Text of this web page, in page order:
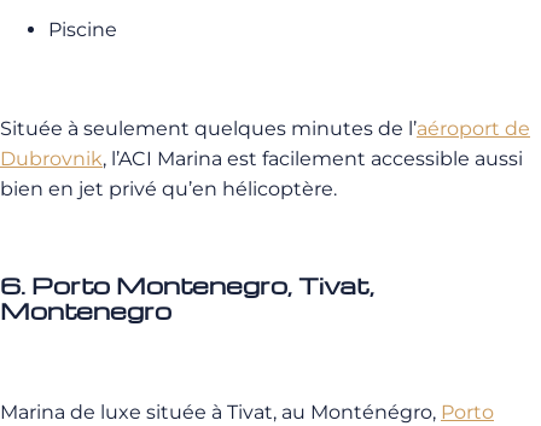
Piscine
Située à seulement quelques minutes de l’aéroport de
Dubrovnik, l’ACI Marina est facilement accessible aussi
bien en jet privé qu’en hélicoptère.
6. Porto Montenegro, Tivat,
Montenegro
Marina de luxe située à Tivat, au Monténégro, Porto